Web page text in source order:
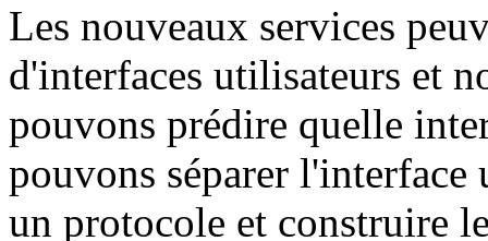
Les nouveaux services
d'interfaces utilisateurs et
pouvons prédire quelle
pouvons séparer
un protocole et construire